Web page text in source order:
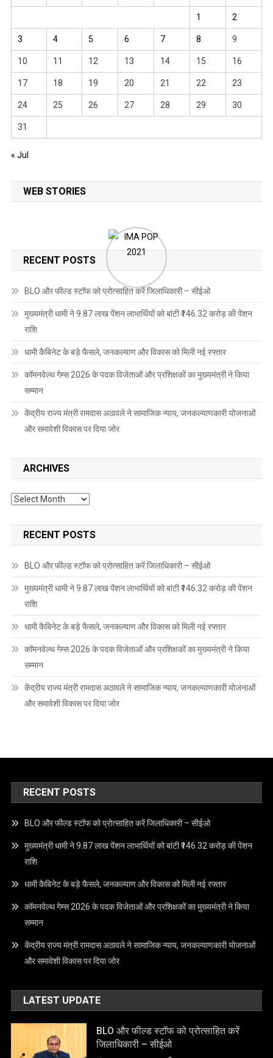
1 2
3 4 5 6 7 8 9
10 11 12 13 14 15 16
17 18 19 20 21 22 23
24 25 26 27 28 29 30
31
« Jul
WEB STORIES
RECENT POSTS
BLO और फील्ड स्टॉफ को प्रोत्साहित करें जिलाधिकारी – सीईओ
मुख्यमंत्री धामी ने 9.87 लाख पेंशन लाभार्थियों को बांटी ₹146.32 करोड़ की पेंशन
राशि
धामी कैबिनेट के बड़े फैसले, जनकल्याण और विकास को मिली नई रफ्तार
कॉमनवेल्थ गेम्स 2026 के पदक विजेताओं और प्रशिक्षकों का मुख्यमंत्री ने किया
सम्मान
केंद्रीय राज्य मंत्री रामदास अठावले ने सामाजिक न्याय, जनकल्याणकारी योजनाओं
और समावेशी विकास पर दिया जोर
ARCHIVES
Archives
RECENT POSTS
BLO और फील्ड स्टॉफ को प्रोत्साहित करें जिलाधिकारी – सीईओ
मुख्यमंत्री धामी ने 9.87 लाख पेंशन लाभार्थियों को बांटी ₹146.32 करोड़ की पेंशन
राशि
धामी कैबिनेट के बड़े फैसले, जनकल्याण और विकास को मिली नई रफ्तार
कॉमनवेल्थ गेम्स 2026 के पदक विजेताओं और प्रशिक्षकों का मुख्यमंत्री ने किया
सम्मान
केंद्रीय राज्य मंत्री रामदास अठावले ने सामाजिक न्याय, जनकल्याणकारी योजनाओं
और समावेशी विकास पर दिया जोर
RECENT POSTS
BLO और फील्ड स्टॉफ को प्रोत्साहित करें जिलाधिकारी – सीईओ
मुख्यमंत्री धामी ने 9.87 लाख पेंशन लाभार्थियों को बांटी ₹146.32 करोड़ की पेंशन
राशि
धामी कैबिनेट के बड़े फैसले, जनकल्याण और विकास को मिली नई रफ्तार
कॉमनवेल्थ गेम्स 2026 के पदक विजेताओं और प्रशिक्षकों का मुख्यमंत्री ने किया
सम्मान
केंद्रीय राज्य मंत्री रामदास अठावले ने सामाजिक न्याय, जनकल्याणकारी योजनाओं
और समावेशी विकास पर दिया जोर
LATEST UPDATE
BLO और फील्ड स्टॉफ को प्रोत्साहित करें
जिलाधिकारी – सीईओ